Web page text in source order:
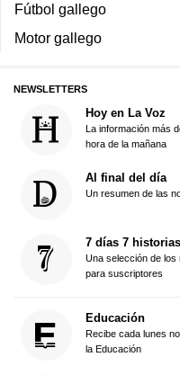
Fútbol gallego
Motor gallego
NEWSLETTERS
Hoy en La Voz
La información más
hora de la mañana
Al final del día
Un resumen de las
7 días 7 historias
Una selección de los
para suscriptores
Educación
Recibe cada lunes
la Educación